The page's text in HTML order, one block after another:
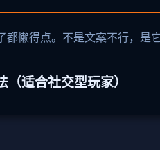
都懒得点。不是文案不行，
适合社交型玩家）